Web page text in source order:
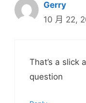
Gerry
10 月 22,
That’s a slick
question